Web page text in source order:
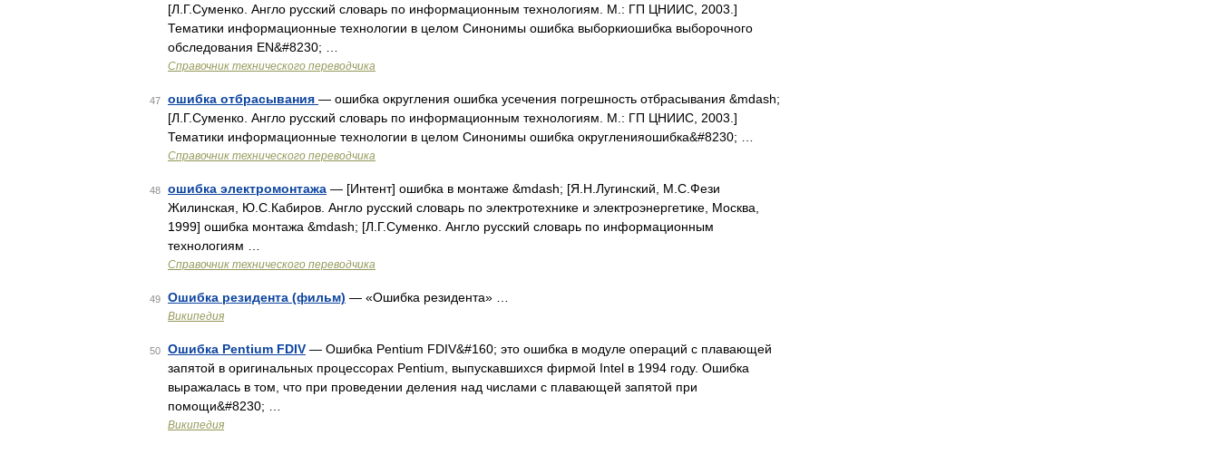
[Л.Г.Суменко. Англо русский словарь по информационным технологиям. М.: ГП ЦНИИС, 2003.]
Тематики информационные технологии в целом Синонимы ошибка выборкиошибка выборочного
обследования EN&#8230; …
Справочник технического переводчика
47 ошибка отбрасывания — ошибка округления ошибка усечения погрешность отбрасывания &mdash;
[Л.Г.Суменко. Англо русский словарь по информационным технологиям. М.: ГП ЦНИИС, 2003.]
Тематики информационные технологии в целом Синонимы ошибка округленияошибка&#8230; …
Справочник технического переводчика
48 ошибка электромонтажа — [Интент] ошибка в монтаже &mdash; [Я.Н.Лугинский, М.С.Фези
Жилинская, Ю.С.Кабиров. Англо русский словарь по электротехнике и электроэнергетике, Москва,
1999] ошибка монтажа &mdash; [Л.Г.Суменко. Англо русский словарь по информационным
технологиям …
Справочник технического переводчика
49 Ошибка резидента (фильм) — «Ошибка резидента» …
Википедия
50 Ошибка Pentium FDIV — Ошибка Pentium FDIV&#160; это ошибка в модуле операций с плавающей
запятой в оригинальных процессорах Pentium, выпускавшихся фирмой Intel в 1994 году. Ошибка
выражалась в том, что при проведении деления над числами с плавающей запятой при
помощи&#8230; …
Википедия